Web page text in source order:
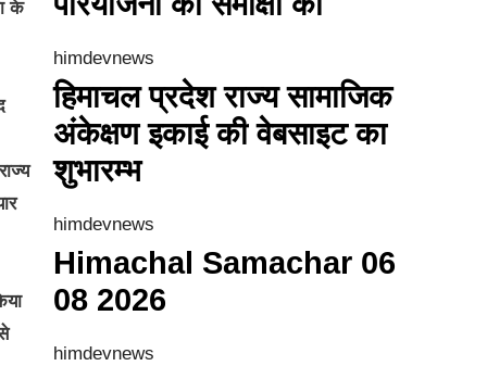
के
himdevnews
हिमाचल प्रदेश राज्य सामाजिक
अंकेक्षण इकाई की वेबसाइट का
शुभारम्भ
himdevnews
Himachal Samachar 06
08 2026
himdevnews